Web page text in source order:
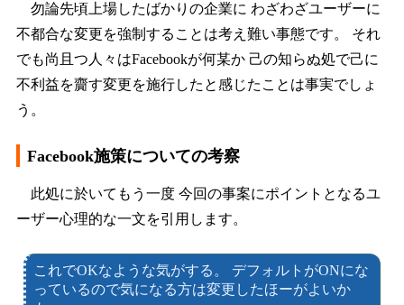
勿論先頃上場したばかりの企業に わざわざユーザーに
不都合な変更を強制することは考え難い事態です。 それ
でも尚且つ人々はFacebookが何某か 己の知らぬ処で己に
不利益を齎す変更を施行したと感じたことは事実でしょ
う。
Facebook施策についての考察
此処に於いてもう一度 今回の事案にポイントとなるユ
ーザー心理的な一文を引用します。
これでOKなような気がする。 デフォルトがONにな
っているので気になる方は変更したほーがよいか